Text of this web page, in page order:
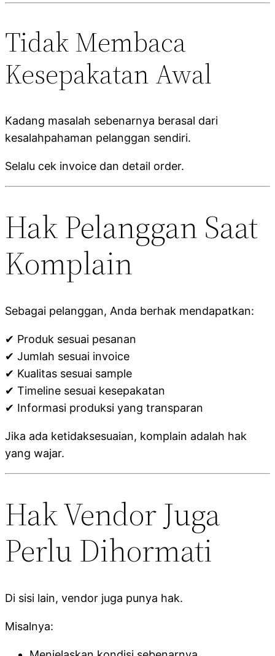
Tidak Membaca
Kesepakatan Awal
Kadang masalah sebenarnya berasal dari
kesalahpahaman pelanggan sendiri.
Selalu cek invoice dan detail order.
Hak Pelanggan Saat
Komplain
Sebagai pelanggan, Anda berhak mendapatkan:
✔ Produk sesuai pesanan
✔ Jumlah sesuai invoice
✔ Kualitas sesuai sample
✔ Timeline sesuai kesepakatan
✔ Informasi produksi yang transparan
Jika ada ketidaksesuaian, komplain adalah hak
yang wajar.
Hak Vendor Juga
Perlu Dihormati
Di sisi lain, vendor juga punya hak.
Misalnya: